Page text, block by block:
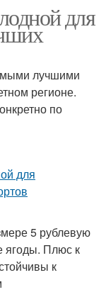
для
лучшими
регионе.
по
5 рублевую
ягоды. Плюс к
к